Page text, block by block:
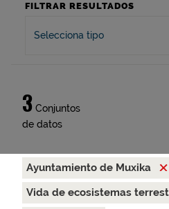
FILTRAR RESULTADOS
Selecciona tipo
3 Conjuntos
de datos
Ayuntamiento de Muxika
Vida de ecosistemas